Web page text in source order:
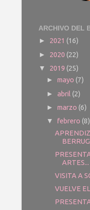
ARCHIVO DEL
► 2021 (16)
► 2020 (22)
▼ 2019 (25)
►mayo(7)
►abril(2)
►marzo(6)
▼febrero(8)
ARTES...
VISITA A
VUELVE